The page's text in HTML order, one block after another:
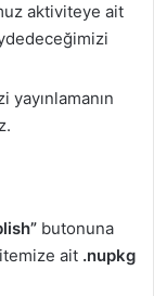
aktiviteye ait
yayınlamanın
butonuna
ait .nupkg